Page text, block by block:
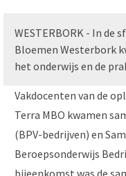
WESTERBORK - In de
Bloemen Westerbork
het onderwijs en de
Vakdocenten van de
Terra MBO kwamen
(BPV-bedrijven) en
Beroepsonderwijs